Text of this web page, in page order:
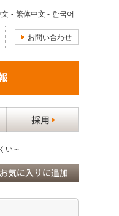
- 繁体中文 - 한국어
お問い合わせ
い～